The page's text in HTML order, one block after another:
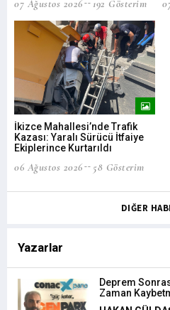
07 Ağustos 2026 192 Gösterim
İkizce Mahallesi’nde Trafik
Kazası: Yaralı Sürücü İtfaiye
Ekiplerince Kurtarıldı
06 Ağustos 2026 58 Gösterim
DIĞER
Yazarlar
Deprem
Zaman